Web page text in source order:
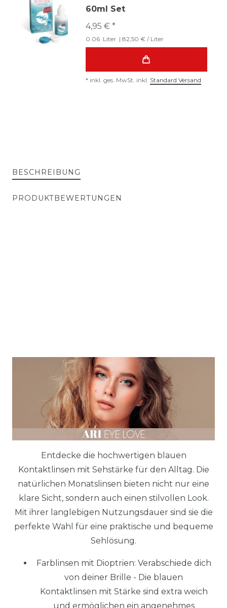
60ml Set
4,95 € *
0.06 Liter | 82,50 € / Liter
* inkl. ges. MwSt. inkl. Standard Versand
BESCHREIBUNG
PRODUKTBEWERTUNGEN
Entdecke die hochwertigen blauen
Kontaktlinsen mit Sehstärke für den Alltag. Die
natürlichen Monatslinsen bieten nicht nur eine
klare Sicht, sondern auch einen stilvollen Look.
Mit ihrer langlebigen Nutzungsdauer sind sie die
perfekte Wahl für eine praktische und bequeme
Sehlösung.
Farblinsen mit Dioptrien: Verabschiede dich
von deiner Brille - Die blauen
Kontaktlinsen mit Stärke sind extra weich
und ermöglichen ein angenehmes